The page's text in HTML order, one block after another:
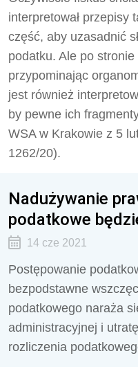
interpretował przepisy
część, aby uzasadnić
podatku. Ale po
przypominając
jest również
by pewne ich
WSA w Krakowie z 5
1262/20).
Nadużywanie
podatkowe
14 cze 2021
Postępowanie
bezpodstawne
podatkowego naraża
administracyjnej i
rozliczenia